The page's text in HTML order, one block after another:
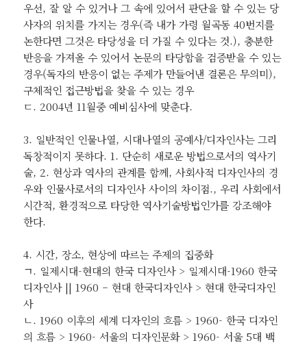
우선, 잘 알 수 있거나 그 속에 있어서 판단을 할 수 있는 당
사자의 위치를 가지는 경우(즉 내가 가령 월곡동 40번지를
논한다면 그것은 타당성을 더 가질 수 있다는 것.), 충분한
반응을 가져올 수 있어서 논문의 타당함을 검증받을 수 있는
경우(독자의 반응이 없는 주제가 만들어낸 결론은 무의미),
구체적인 접근방법을 찾을 수 있는 경우
ㄷ. 2004년 11월중 예비심사에 맞춘다.
3. 일반적인 인물나열, 시대나열의 공예사/디자인사는 그리
독창적이지 못하다. 1. 단순히 새로운 방법으로서의 역사기
술, 2. 현상과 역사의 관계를 함께, 사회사적 디자인사의 경
우와 인물사로서의 디자인사 사이의 차이점., 우리 사회에서
시간적, 환경적으로 타당한 역사기술방법인가를 강조해야
한다.
4. 시간, 장소, 현상에 따르는 주제의 집중화
ㄱ. 일제시대-현대의 한국 디자인사 > 일제시대-1960 한국
디자인사 || 1960 – 현대 한국디자인사 > 현대 한국디자인
사
ㄴ. 1960 이후의 세계 디자인의 흐름 > 1960- 한국 디자인
의 흐름 > 1960- 서울의 디자인문화 > 1960- 서울 5대 백